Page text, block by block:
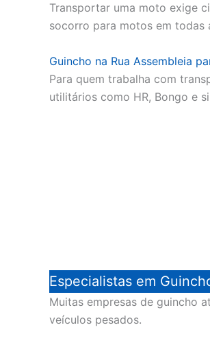
Transportar uma moto exige
socorro para motos em todas
Guincho na Rua Assembleia
Para quem trabalha com
utilitários como HR, Bongo e
Especialistas em
Muitas empresas de guincho
veículos pesados.